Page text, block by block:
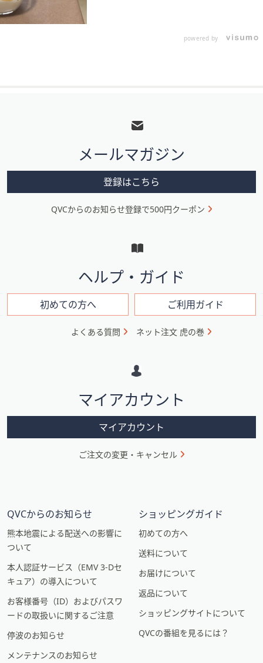
powered by
メ
ニ
ン
ン
メールマガジン
登録はこちら
QVCからのお知らせ登録で500円クーポン
ヘルプ・ガイド
初めての方へ ご利用ガイド
よくある質問 ネット注文 虎の巻
マイアカウント
マイアカウント
ご注文の変更・キャンセル
QVCからのお知らせ
熊本地震による配送への影響に
ついて
本人認証サービス（EMV 3-Dセ
キュア）の導入について
お客様番号（ID）およびパスワ
ードの取扱いに関するご注意
停波のお知らせ
メンテナンスのお知らせ
ショッピングガイド
初めての方へ
送料について
お届けについて
返品について
ショッピングサイトについて
QVCの番組を見るには？